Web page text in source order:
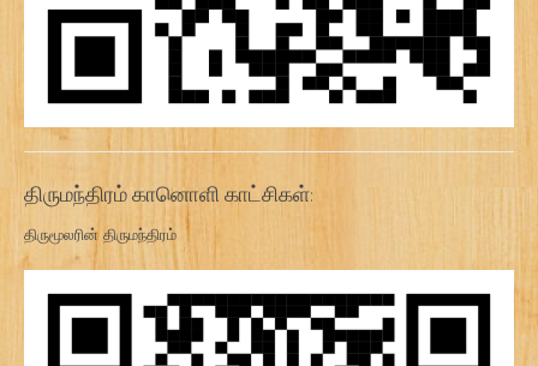
திருமந்திரம் கானொளி காட்சிகள்:
திருமூலரின் திருமந்திரம்